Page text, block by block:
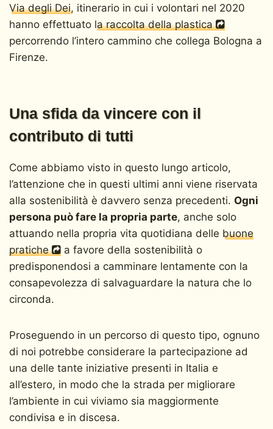
Via degli Dei, itinerario in cui i volontari nel 2020
hanno effettuato la raccolta della plastica
percorrendo l’intero cammino che collega Bologna a
Firenze.
Una sfida da vincere con il
contributo di tutti
Come abbiamo visto in questo lungo articolo,
l’attenzione che in questi ultimi anni viene riservata
alla sostenibilità è davvero senza precedenti. Ogni
persona può fare la propria parte, anche solo
attuando nella propria vita quotidiana delle buone
pratiche
a favore della sostenibilità o
predisponendosi a camminare lentamente con la
consapevolezza di salvaguardare la natura che lo
circonda.
Proseguendo in un percorso di questo tipo, ognuno
di noi potrebbe considerare la partecipazione ad
una delle tante iniziative presenti in Italia e
all’estero, in modo che la strada per migliorare
l’ambiente in cui viviamo sia maggiormente
condivisa e in discesa.